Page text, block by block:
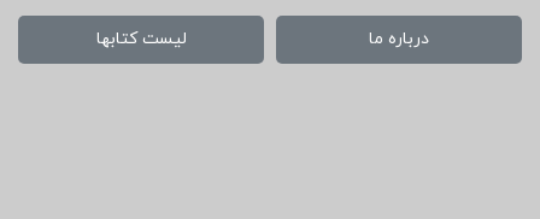
درباره ما لیست کتابها